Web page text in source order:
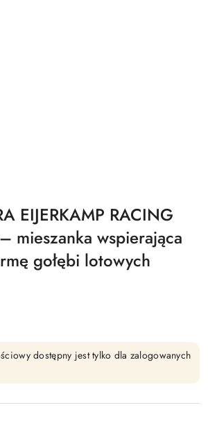
EIJERKAMP RACING
mieszanka wspierająca
gołębi lotowych
dostępny jest tylko dla zalogowanych